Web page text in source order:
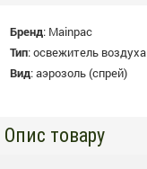
Бренд: Mainpac
Тип:освежитель воздуха
Вид:аэрозоль (спрей)
Опис товару